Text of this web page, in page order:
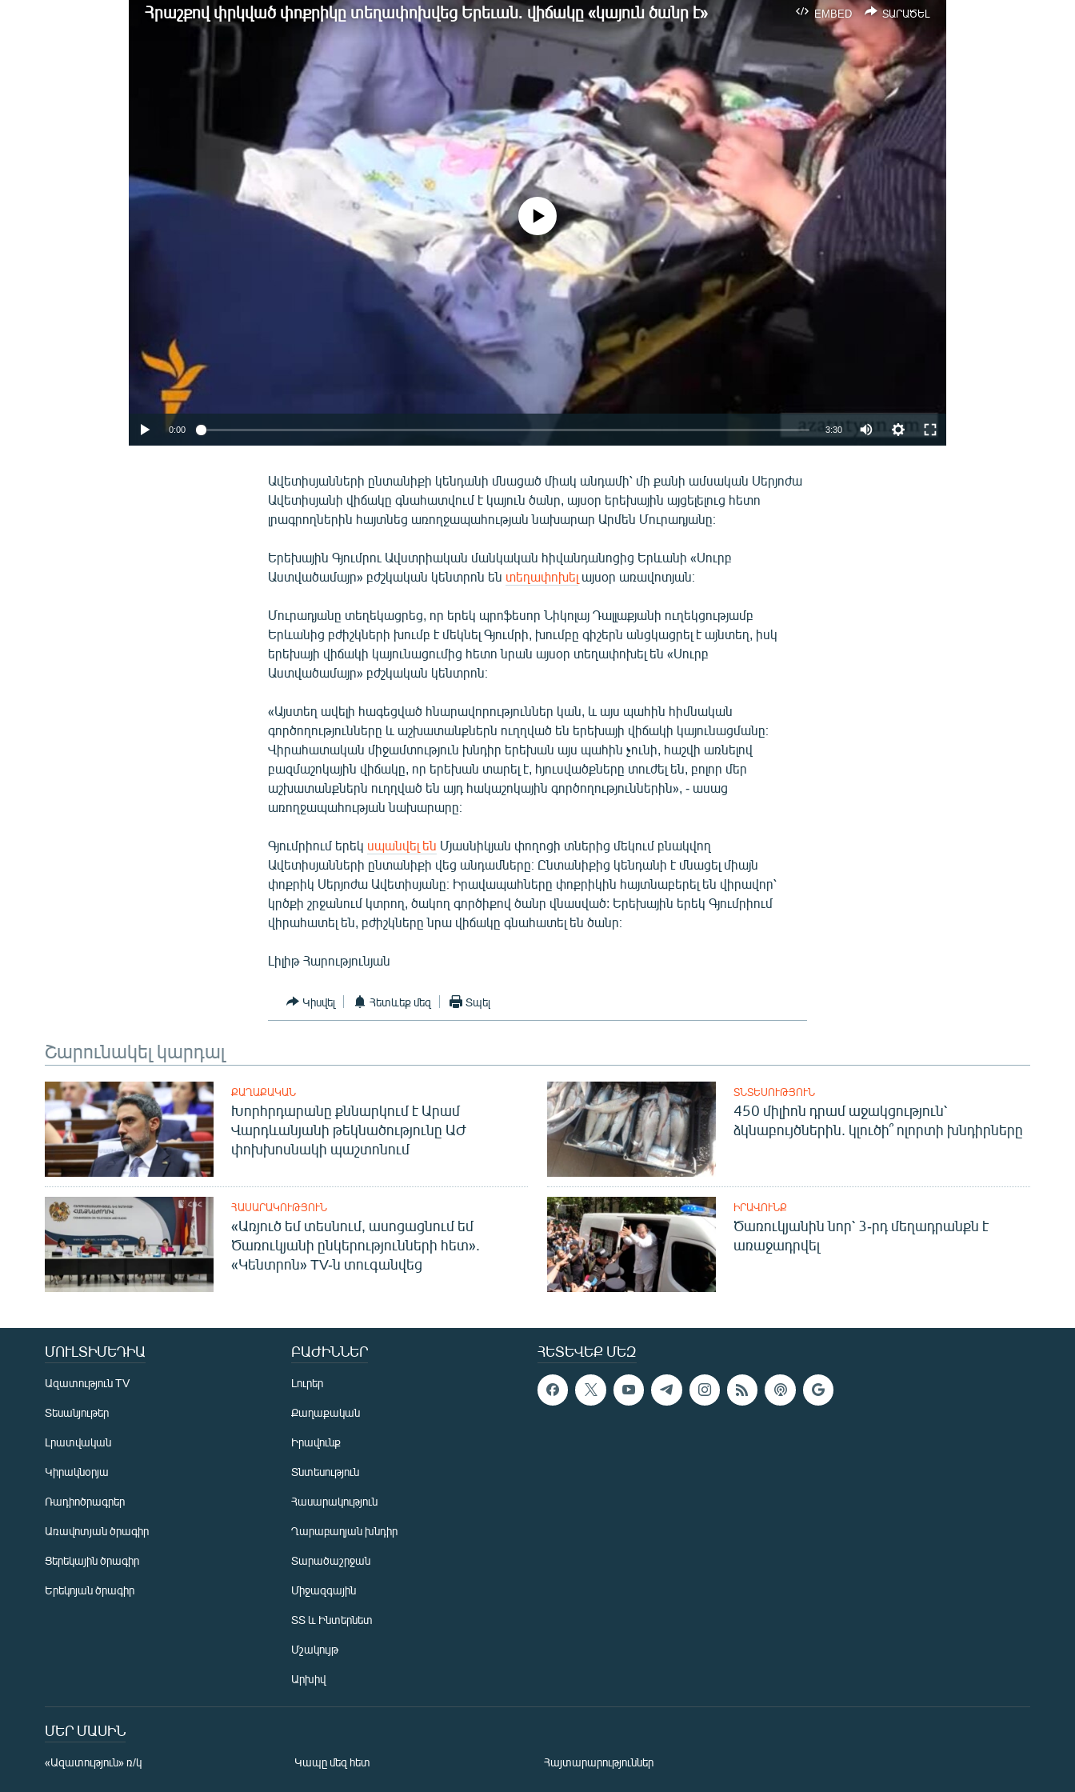
EMBED ՏԱՐԱԾԵԼ
Հրաշքով փրկված փոքրիկը տեղափոխվեց Երեւան. վիճակը «կայուն ծանր է»
EMBED
No media source currently available
0:00 3:30
Ավետիսյանների ընտանիքի կենդանի մնացած միակ անդամի՝ մի քանի ամսական Սերյոժա
Ավետիսյանի վիճակը գնահատվում է կայուն ծանր, այսօր երեխային այցելելուց հետո
լրագրողներին հայտնեց առողջապահության նախարար Արմեն Մուրադյանը։
Երեխային Գյումրու Ավստրիական մանկական հիվանդանոցից Երևանի «Սուրբ
Աստվածամայր» բժշկական կենտրոն են տեղափոխել այսօր առավոտյան։
Մուրադյանը տեղեկացրեց, որ երեկ պրոֆեսոր Նիկոլայ Դալլաքյանի ուղեկցությամբ
Երևանից բժիշկների խումբ է մեկնել Գյումրի, խումբը գիշերն անցկացրել է այնտեղ, իսկ
երեխայի վիճակի կայունացումից հետո նրան այսօր տեղափոխել են «Սուրբ
Աստվածամայր» բժշկական կենտրոն։
«Այստեղ ավելի հագեցված հնարավորություններ կան, և այս պահին հիմնական
գործողությունները և աշխատանքներն ուղղված են երեխայի վիճակի կայունացմանը։
Վիրահատական միջամտություն խնդիր երեխան այս պահին չունի, հաշվի առնելով
բազմաշոկային վիճակը, որ երեխան տարել է, հյուսվածքները տուժել են, բոլոր մեր
աշխատանքներն ուղղված են այդ հակաշոկային գործողություններին», - ասաց
առողջապահության նախարարը։
Գյումրիում երեկ սպանվել են Մյասնիկյան փողոցի տներից մեկում բնակվող
Ավետիսյանների ընտանիքի վեց անդամները։ Ընտանիքից կենդանի է մնացել միայն
փոքրիկ Սերյոժա Ավետիսյանը։ Իրավապահները փոքրիկին հայտնաբերել են վիրավոր՝
կրծքի շրջանում կտրող, ծակող գործիքով ծանր վնասված: Երեխային երեկ Գյումրիում
վիրահատել են, բժիշկները նրա վիճակը գնահատել են ծանր։
Լիլիթ Հարությունյան
Կիսվել Հետևեք մեզ Տպել
Շարունակել կարդալ
ՔԱՂԱՔԱԿԱՆ
Խորհրդարանը քննարկում է Արամ
Վարդևանյանի թեկնածությունը ԱԺ
փոխխոսնակի պաշտոնում
ՏՆՏԵՍՈՒԹՅՈՒՆ
450 միլիոն դրամ աջակցություն՝
ձկնաբույծներին. կլուծի՞ ոլորտի խնդիրները
ՀԱՍԱՐԱԿՈՒԹՅՈՒՆ
«Առյուծ եմ տեսնում, ասոցացնում եմ
Ծառուկյանի ընկերությունների հետ».
«Կենտրոն» TV-ն տուգանվեց
ԻՐԱՎՈՒՆՔ
Ծառուկյանին նոր՝ 3-րդ մեղադրանքն է
առաջադրվել
ՀԵՏԵՎԵՔ ՄԵԶ
ՄՈՒԼՏԻՄԵԴԻԱ
Ազատություն TV
Տեսանյութեր
Լրատվական
Կիրակնօրյա
Ռադիոծրագրեր
Առավոտյան ծրագիր
Ցերեկային ծրագիր
Երեկոյան ծրագիր
ԲԱԺԻՆՆԵՐ
Լուրեր
Քաղաքական
Իրավունք
Տնտեսություն
Հասարակություն
Ղարաբաղյան խնդիր
Տարածաշրջան
Միջազգային
ՏՏ և Ինտերնետ
Մշակույթ
Արխիվ
ՄԵՐ ՄԱՍԻՆ
«Ազատություն» ռ/կ Կապը մեզ հետ Հայտարարություններ